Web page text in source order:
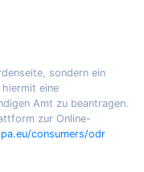
sondern ein
eine
Amt zu beantragen.
zur Online-
consumers/odr